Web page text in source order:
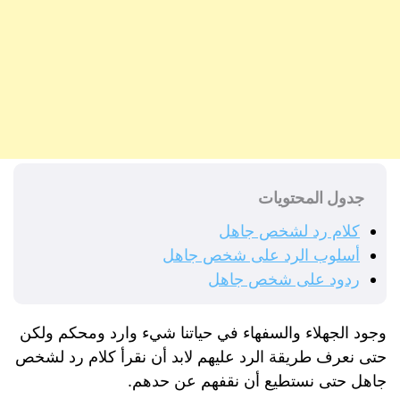
جدول المحتويات
كلام رد لشخص جاهل
أسلوب الرد على شخص جاهل
ردود على شخص جاهل
وجود الجهلاء والسفهاء في حياتنا شيء وارد ومحكم ولكن
حتى نعرف طريقة الرد عليهم لابد أن نقرأ كلام رد لشخص
جاهل حتى نستطيع أن نقفهم عن حدهم.